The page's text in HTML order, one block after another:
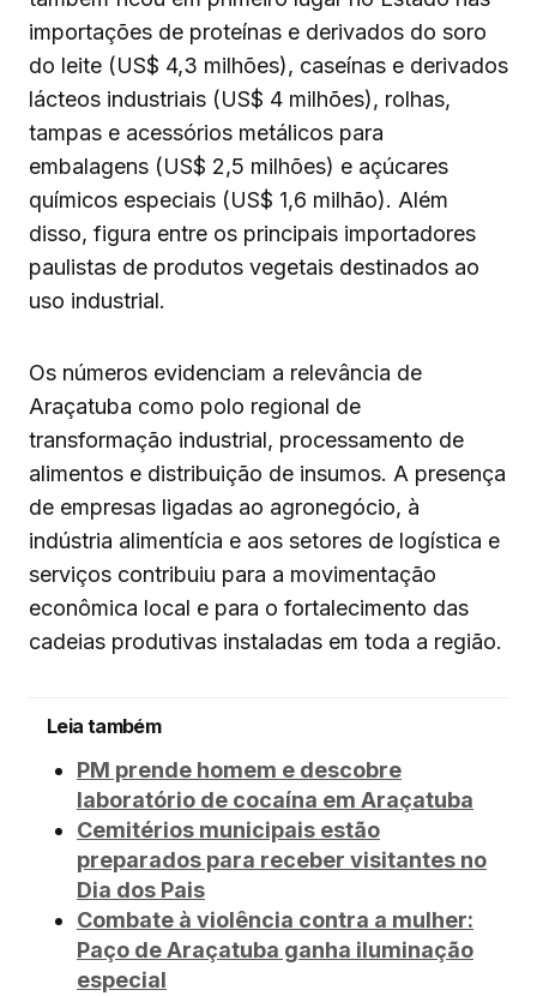
importações de proteínas e derivados do soro
do leite (US$ 4,3 milhões), caseínas e derivados
lácteos industriais (US$ 4 milhões), rolhas,
tampas e acessórios metálicos para
embalagens (US$ 2,5 milhões) e açúcares
químicos especiais (US$ 1,6 milhão). Além
disso, figura entre os principais importadores
paulistas de produtos vegetais destinados ao
uso industrial.
Os números evidenciam a relevância de
Araçatuba como polo regional de
transformação industrial, processamento de
alimentos e distribuição de insumos. A presença
de empresas ligadas ao agronegócio, à
indústria alimentícia e aos setores de logística e
serviços contribuiu para a movimentação
econômica local e para o fortalecimento das
cadeias produtivas instaladas em toda a região.
Leia também
PM prende homem e descobre
laboratório de cocaína em Araçatuba
Cemitérios municipais estão
preparados para receber visitantes no
Dia dos Pais
Combate à violência contra a mulher:
Paço de Araçatuba ganha iluminação
especial